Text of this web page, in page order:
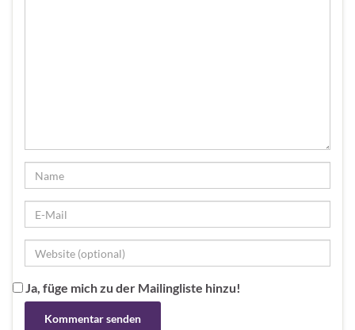
Ja, füge mich zu der Mailingliste hinzu!